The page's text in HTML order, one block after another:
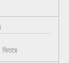
ভিতরে